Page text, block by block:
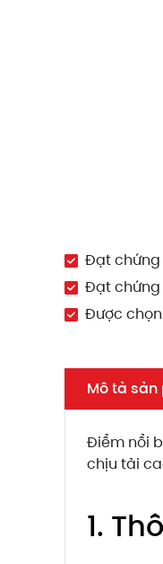
Đạt chứng
Đạt chứng
Được
Mô tả
Điểm nổi
chịu tải
1.